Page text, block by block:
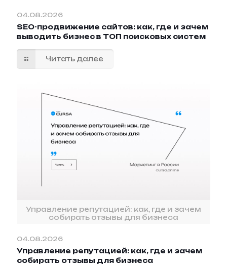
04.08.2026
SEO-продвижение сайтов: как, где и зачем
выводить бизнес в ТОП поисковых систем
Читать далее
Управление репутацией: как, где и зачем
собирать отзывы для бизнеса
04.08.2026
Управление репутацией: как, где и зачем
собирать отзывы для бизнеса